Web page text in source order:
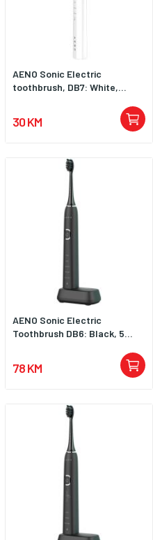
AENO Sonic Electric
toothbrush, DB7: White,...
30 KM
AENO Sonic Electric
Toothbrush DB6: Black, 5...
78 KM